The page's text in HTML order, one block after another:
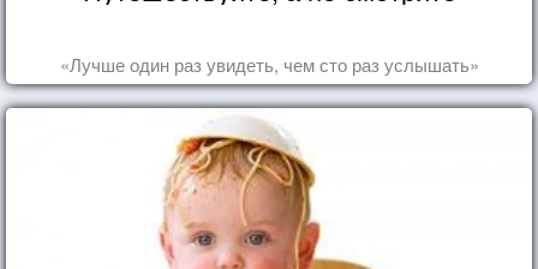
«Лучше один раз увидеть, чем сто раз услышать»